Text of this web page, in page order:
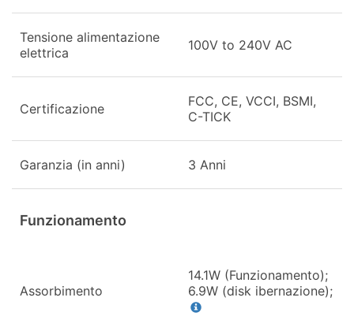
Tensione alimentazione
elettrica
100V to 240V AC
Certificazione
FCC, CE, VCCI, BSMI,
C-TICK
Garanzia (in anni) 3 Anni
Funzionamento
Assorbimento
14.1W (Funzionamento);
6.9W (disk ibernazione);